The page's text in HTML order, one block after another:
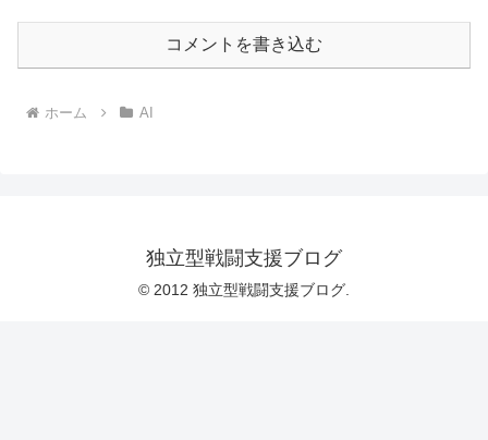
コメントを書き込む
ホーム AI
独立型戦闘支援ブログ
© 2012 独立型戦闘支援ブログ.